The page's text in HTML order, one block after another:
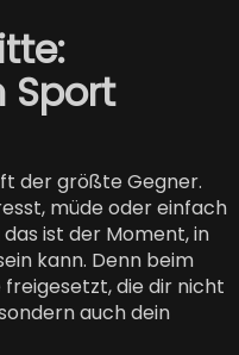
Sport
der größte Gegner.
müde oder einfach
ist der Moment, in
kann. Denn beim
die dir nicht
auch dein